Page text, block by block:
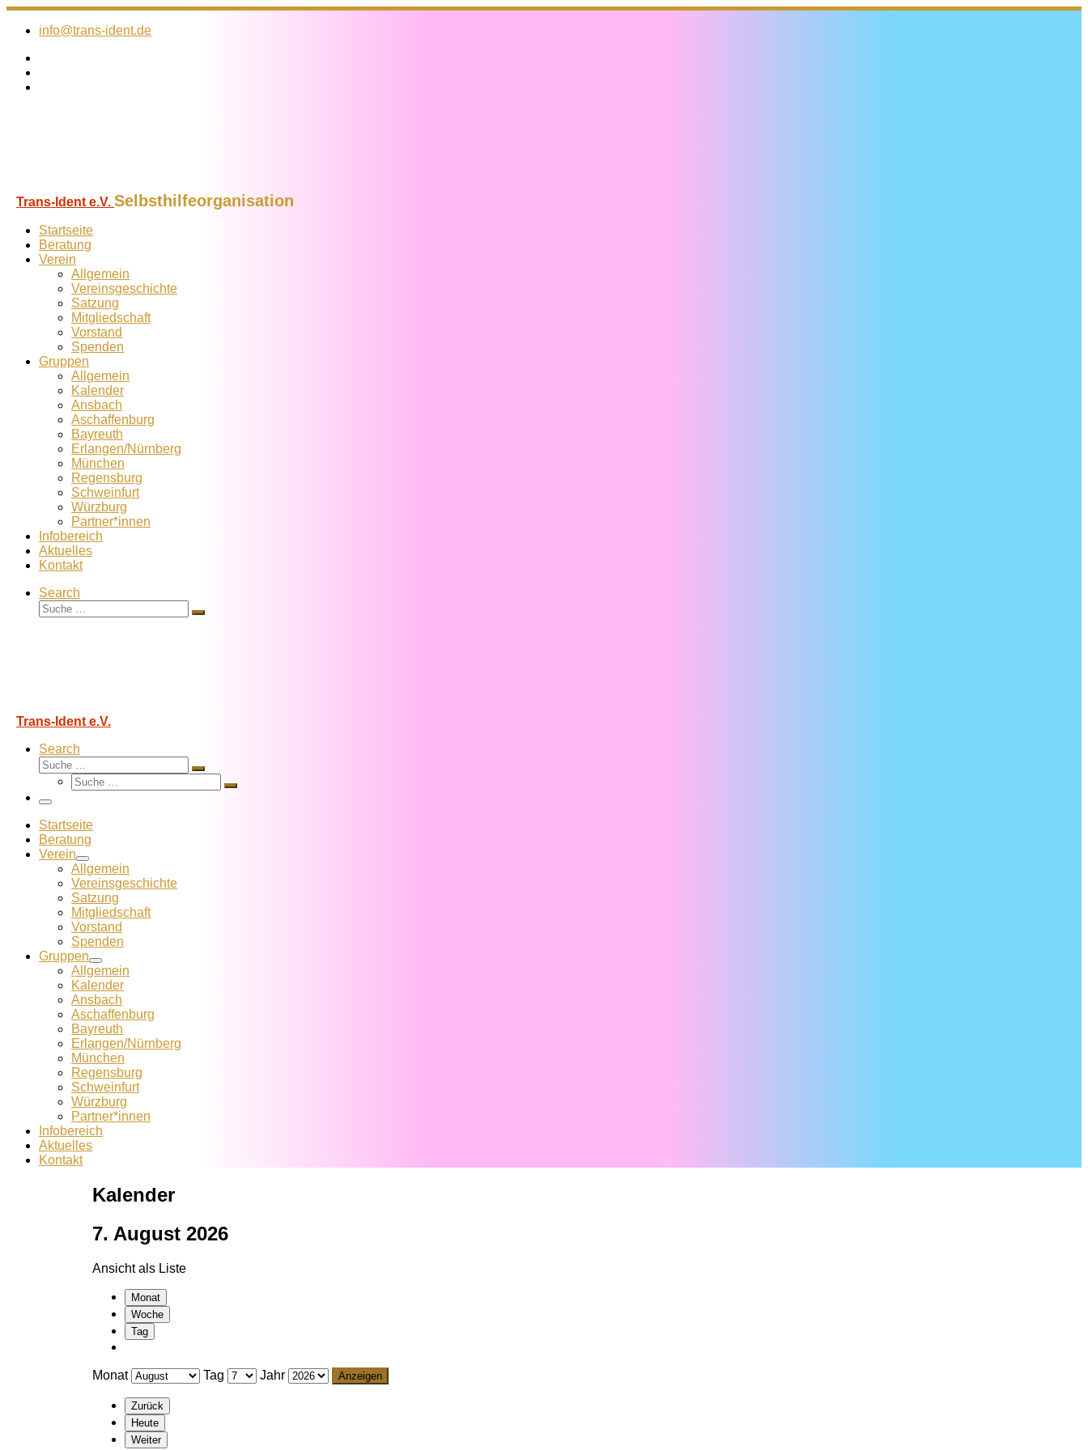
Zum
Inhalt
info@trans-ident.de
Trans-Ident e.V. Selbsthilfeorganisation
Startseite
Beratung
Verein
Allgemein
Vereins­geschichte
Satzung
Mitglied­schaft
Vorstand
Spenden
Gruppen
Allgemein
Kalender
Ansbach
Aschaffenburg
Bayreuth
Erlangen/Nürnberg
München
Regensburg
Schweinfurt
Würzburg
Partner*innen
Infobereich
Aktuelles
Kontakt
Search
Suche
Suche
Trans-Ident e.V.
Search
Suche
Suche
Suche
Suche
Menü
Startseite
Beratung
Verein
Allgemein
Vereins­geschichte
Satzung
Mitglied­schaft
Vorstand
Spenden
Gruppen
Allgemein
Kalender
Ansbach
Aschaffenburg
Bayreuth
Erlangen/Nürnberg
München
Regensburg
Schweinfurt
Würzburg
Partner*innen
Infobereich
Aktuelles
Kontakt
Kalender
7. August 2026
Ansicht als Liste
Monat
Woche
Tag
Monat Tag Jahr
Zurück
Heute
Weiter